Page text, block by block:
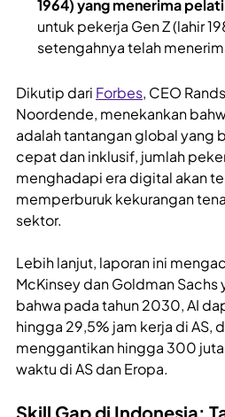
1964) yang menerima
untuk pekerja Gen Z (lahir
setengahnya telah
Dikutip dari Forbes, CEO
Noordende, menekankan
adalah tantangan global yang
cepat dan inklusif, jumlah
menghadapi era digital akan
memperburuk kekurangan
sektor.
Lebih lanjut, laporan ini
McKinsey dan Goldman
bahwa pada tahun 2030, AI
hingga 29,5% jam kerja di AS,
menggantikan hingga 300
waktu di AS dan Eropa.
Skill Gap di Indonesia: